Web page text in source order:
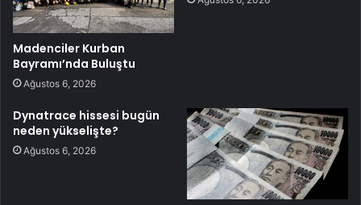
Madenciler Kurban
Bayramı’nda Buluştu
Ağustos 6, 2026
Dynatrace hissesi bugün
neden yükselişte?
Ağustos 6, 2026